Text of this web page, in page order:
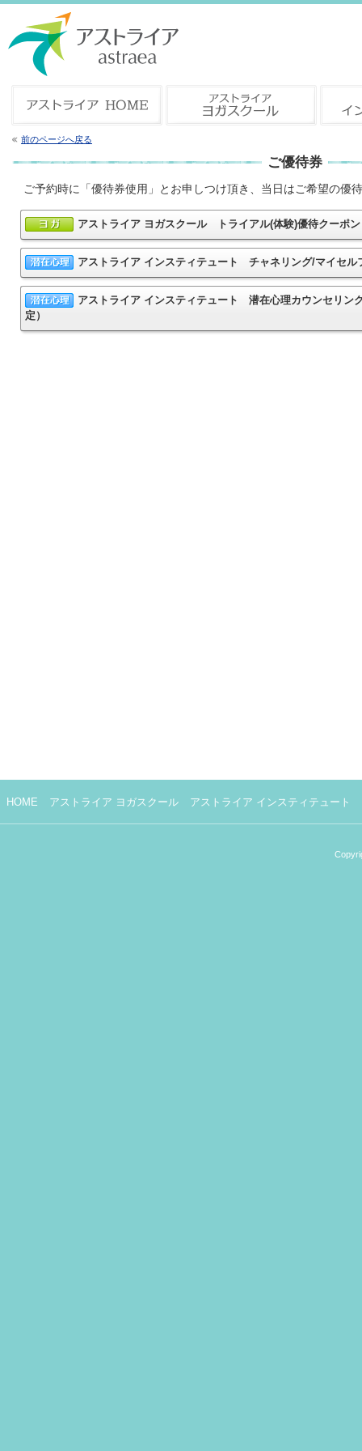
前のページへ戻る
ご優待券
ご予約時に「優待券使用」とお申しつけ頂き、当日はご希望の優
アストライア ヨガスクール トライアル(体験)優待クー
アストライア インスティテュート チャネリング/マイセ
アストライア インスティテュート 潜在心理カウンセリン
定）
HOME アストライア ヨガスクール アストライア インスティテュート